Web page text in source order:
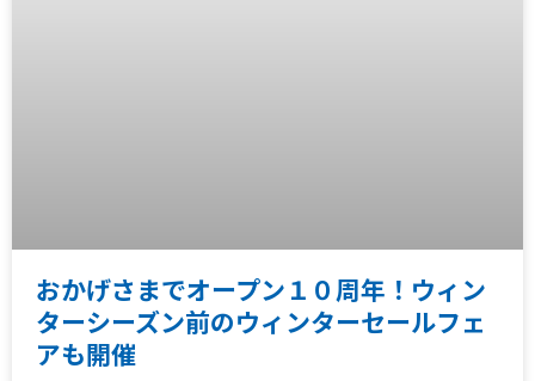
おかげさまでオープン１０周年！ウィン
ターシーズン前のウィンターセールフェ
アも開催